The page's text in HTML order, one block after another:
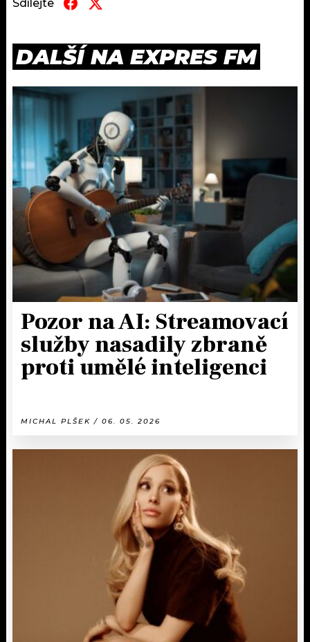
Sdílejte
DALŠÍ NA EXPRES FM
Pozor na AI: Streamovací
služby nasadily zbraně
proti umělé inteligenci
MICHAL PLŠEK / 06. 05. 2026